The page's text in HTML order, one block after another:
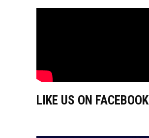
LIKE US ON FACEBOOK